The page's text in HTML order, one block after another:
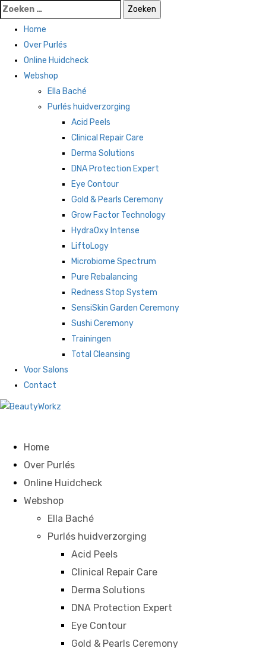
Home
Over Purlés
Online Huidcheck
Webshop
Ella Baché
Purlés huidverzorging
Acid Peels
Clinical Repair Care
Derma Solutions
DNA Protection Expert
Eye Contour
Gold & Pearls Ceremony
Grow Factor Technology
HydraOxy Intense
LiftoLogy
Microbiome Spectrum
Pure Rebalancing
Redness Stop System
SensiSkin Garden Ceremony
Sushi Ceremony
Trainingen
Total Cleansing
Voor Salons
Contact
Home
Over Purlés
Online Huidcheck
Webshop
Ella Baché
Purlés huidverzorging
Acid Peels
Clinical Repair Care
Derma Solutions
DNA Protection Expert
Eye Contour
Gold & Pearls Ceremony